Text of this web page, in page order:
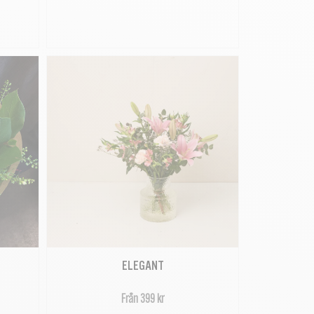
ELEGANT
Från 399 kr